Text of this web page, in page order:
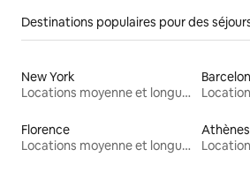
Destinations populaires pour des
New York
Locations moyenne et longue durée
Florence
Locations moyenne et longue durée
Athènes